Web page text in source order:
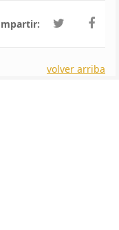
volver arriba